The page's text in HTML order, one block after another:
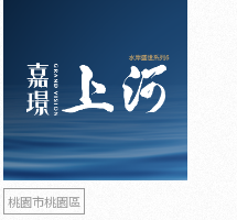
桃園市桃園區